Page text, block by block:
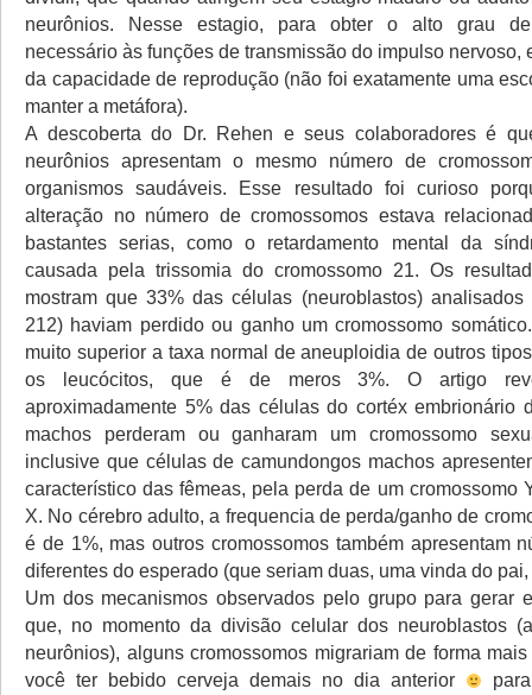
neurônios. Nesse estagio, para obter o alto grau de
necessário às funções de transmissão do impulso nervoso,
da capacidade de reprodução (não foi exatamente uma
manter a metáfora).
A descoberta do Dr. Rehen e seus colaboradores é
neurônios apresentam o mesmo número de
organismos saudáveis. Esse resultado foi curioso
alteração no número de cromossomos estava
bastantes serias, como o retardamento mental da
causada pela trissomia do cromossomo 21. Os
mostram que 33% das células (neuroblastos)
212) haviam perdido ou ganho um cromossomo
muito superior a taxa normal de aneuploidia de outros
os leucócitos, que é de meros 3%. O artigo
aproximadamente 5% das células do cortéx embrionário
machos perderam ou ganharam um cromossomo
inclusive que células de camundongos machos
característico das fêmeas, pela perda de um cromossomo
X. No cérebro adulto, a frequencia de perda/ganho de
é de 1%, mas outros cromossomos também apresentam
diferentes do esperado (que seriam duas, uma vinda do
Um dos mecanismos observados pelo grupo para gerar
que, no momento da divisão celular dos neuroblastos
neurônios), alguns cromossomos migrariam de forma
você ter bebido cerveja demais no dia anterior